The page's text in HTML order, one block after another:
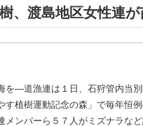
、渡島地区女性連
を―道漁連は１日、石狩管内当別
す植樹運動記念の森」で毎年恒
メンバーら５７人がミズナラなど